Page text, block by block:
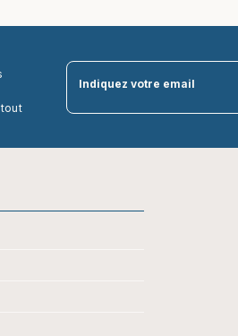
Indiquez votre email